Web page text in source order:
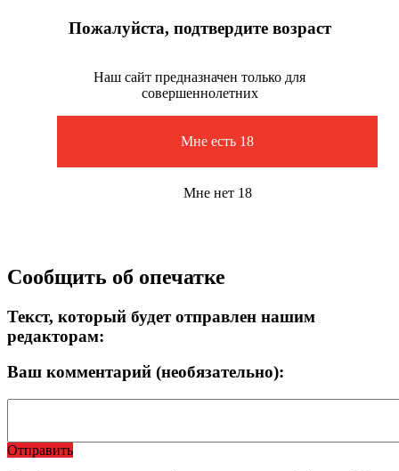
Пожалуйста, подтвердите возраст
Наш сайт предназначен только для
совершеннолетних
Мне есть 18
Мне нет 18
Сообщить об опечатке
Текст, который будет отправлен нашим
редакторам:
Ваш комментарий (необязательно):
Отправить